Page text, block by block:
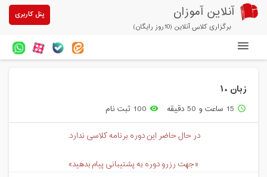
آنلاین آموزان
برگزاری کلاس آنلاین (10روز رایگان)
پنل کاربری
مقالات آنلاین آموزان
خرید سرویس کلاس آنلاین
پیشنهادهای ویژه
زبان ١٠
access_time 15 ساعت و 50 دقیقه remove_red_eye 100 ثبت نام
در حال حاضر این دوره برنامه کلاسی ندارد.
«جهت رزرو دوره به پشتیبانی پیام بدهید»